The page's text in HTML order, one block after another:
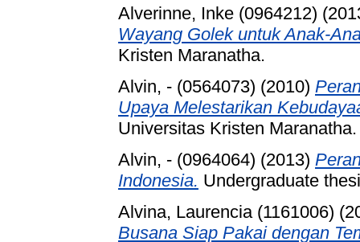
Alverinne, Inke (0964212)
Wayang Golek untuk Anak-
Kristen Maranatha.
Alvin, - (0564073) (2010)
Upaya Melestarikan
Universitas Kristen Maranatha.
Alvin, - (0964064) (2013)
Indonesia. Undergraduate
Alvina, Laurencia (1161006)
Busana Siap Pakai dengan